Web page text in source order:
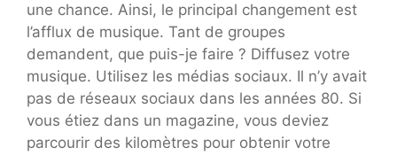
une chance. Ainsi, le principal changement est
l’afflux de musique. Tant de groupes
demandent, que puis-je faire ? Diffusez votre
musique. Utilisez les médias sociaux. Il n’y avait
pas de réseaux sociaux dans les années 80. Si
vous étiez dans un magazine, vous deviez
parcourir des kilomètres pour obtenir votre